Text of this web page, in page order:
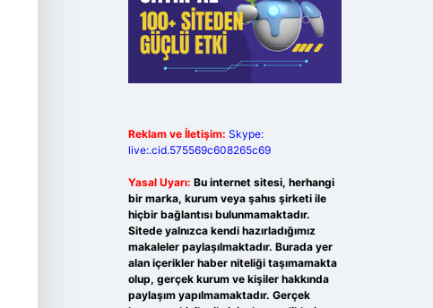
Reklam ve İletişim: Skype:
live:.cid.575569c608265c69
Yasal Uyarı: Bu internet sitesi, herhangi
bir marka, kurum veya şahıs şirketi ile
hiçbir bağlantısı bulunmamaktadır.
Sitede yalnızca kendi hazırladığımız
makaleler paylaşılmaktadır. Burada yer
alan içerikler haber niteliği taşımamakta
olup, gerçek kurum ve kişiler hakkında
paylaşım yapılmamaktadır. Gerçek